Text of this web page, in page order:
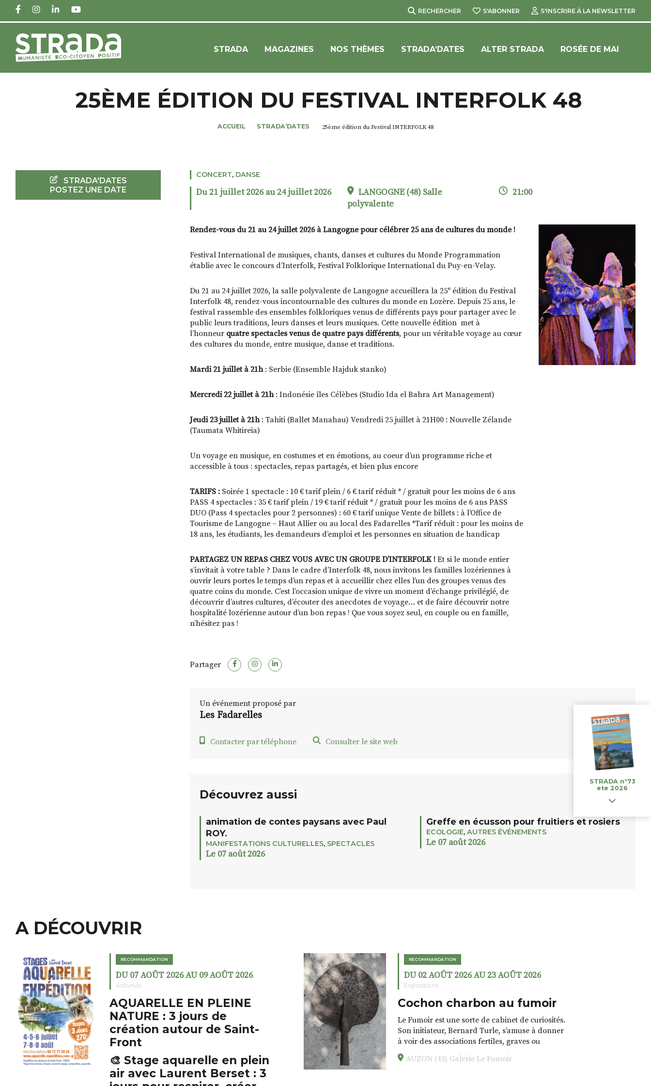
FACEBOOKINSTAGRAM
LINKEDINYOUTUBE RECHERCHER S'ABONNER S'INSCRIRE À LA NEWSLETTER
STRADA MAGAZINES NOS THÈMES STRADA’DATES ALTER STRADA ROSÉE DE MAI
25ÈME ÉDITION DU FESTIVAL INTERFOLK 48
ACCUEIL STRADA’DATES 25ème édition du Festival INTERFOLK 48
CONCERT, DANSE
Du 21 juillet 2026 au 24 juillet 2026
LANGOGNE (48) Salle
polyvalente
21:00
Rendez-vous du 21 au 24 juillet 2026 à Langogne pour célébrer 25 ans de cultures du monde !
Festival International de musiques, chants, danses et cultures du Monde Programmation
établie avec le concours d’Interfolk, Festival Folklorique International du Puy-en-Velay.
Du 21 au 24 juillet 2026, la salle polyvalente de Langogne accueillera la 25ᵉ édition du Festival
Interfolk 48, rendez-vous incontournable des cultures du monde en Lozère. Depuis 25 ans, le
festival rassemble des ensembles folkloriques venus de différents pays pour partager avec le
public leurs traditions, leurs danses et leurs musiques. Cette nouvelle édition met à
l’honneur quatre spectacles venus de quatre pays différents, pour un véritable voyage au cœur
des cultures du monde, entre musique, danse et traditions.
Mardi 21 juillet à 21h: Serbie (Ensemble Hajduk stanko)
Mercredi 22 juillet à 21h: Indonésie îles Célèbes (Studio Ida el Bahra Art Management)
Jeudi 23 juillet à 21h: Tahiti (Ballet Manahau) Vendredi 25 juillet à 21H00 : Nouvelle Zélande
(Taumata Whitireia)
Un voyage en musique, en costumes et en émotions, au coeur d’un programme riche et
accessible à tous : spectacles, repas partagés, et bien plus encore
TARIFS : Soirée 1 spectacle : 10 € tarif plein / 6 € tarif réduit * / gratuit pour les moins de 6 ans
PASS 4 spectacles : 35 € tarif plein / 19 € tarif réduit * / gratuit pour les moins de 6 ans PASS
DUO (Pass 4 spectacles pour 2 personnes) : 60 € tarif unique Vente de billets : à l’Office de
Tourisme de Langogne – Haut Allier ou au local des Fadarelles *Tarif réduit : pour les moins de
18 ans, les étudiants, les demandeurs d’emploi et les personnes en situation de handicap
PARTAGEZ UN REPAS CHEZ VOUS AVEC UN GROUPE D’INTERFOLK ! Et si le monde entier
s’invitait à votre table ? Dans le cadre d’Interfolk 48, nous invitons les familles lozériennes à
ouvrir leurs portes le temps d’un repas et à accueillir chez elles l’un des groupes venus des
quatre coins du monde. C’est l’occasion unique de vivre un moment d’échange privilégié, de
découvrir d’autres cultures, d’écouter des anecdotes de voyage… et de faire découvrir notre
hospitalité lozérienne autour d’un bon repas ! Que vous soyez seul, en couple ou en famille,
n’hésitez pas !
Partager
Un événement proposé par
Les Fadarelles
Contacter par téléphone Consulter le site web
Découvrez aussi
animation de contes paysans avec Paul
ROY.
MANIFESTATIONS CULTURELLES, SPECTACLES
Le 07 août 2026
Greffe en écusson pour fruitiers et rosiers
ECOLOGIE, AUTRES ÉVÉNEMENTS
Le 07 août 2026
STRADA'DATES
POSTEZ UNE DATE
A DÉCOUVRIR
RECOMMANDATION
DU 07 AOÛT 2026 AU 09 AOÛT 2026
Activités
AQUARELLE EN PLEINE
NATURE : 3 jours de
création autour de Saint-
Front
🎨 Stage aquarelle en plein
air avec Laurent Berset : 3
RECOMMANDATION
DU 02 AOÛT 2026 AU 23 AOÛT 2026
Expositions
Cochon charbon au fumoir
Le Fumoir est une sorte de cabinet de curiosités.
Son initiateur, Bernard Turle, s’amuse à donner
à voir des associations fertiles, graves ou
drôles, parfois fumeuses. Des oeuvres
éclectiques font. liens avec les histoires un peu
AUZON (43) Galerie Le Fumoir
STRADA n°73
ete 2026